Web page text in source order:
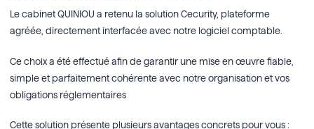
Le cabinet QUINIOU a retenu la solution Cecurity, plateforme
agréée, directement interfacée avec notre logiciel comptable.
Ce choix a été effectué afin de garantir une mise en œuvre fiable,
simple et parfaitement cohérente avec notre organisation et vos
obligations réglementaires
Cette solution présente plusieurs avantages concrets pour vous :